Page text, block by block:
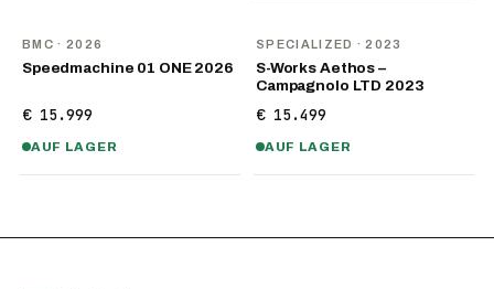
BMC · 2026
Speedmachine 01 ONE 2026
€ 15.999
AUF LAGER
SPECIALIZED · 2023
S-Works Aethos –
Campagnolo LTD 2023
€ 15.499
AUF LAGER